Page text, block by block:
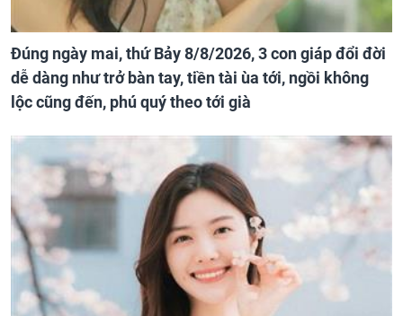
Đúng ngày mai, thứ Bảy 8/8/2026, 3 con giáp đổi đời
dễ dàng như trở bàn tay, tiền tài ùa tới, ngồi không
lộc cũng đến, phú quý theo tới già